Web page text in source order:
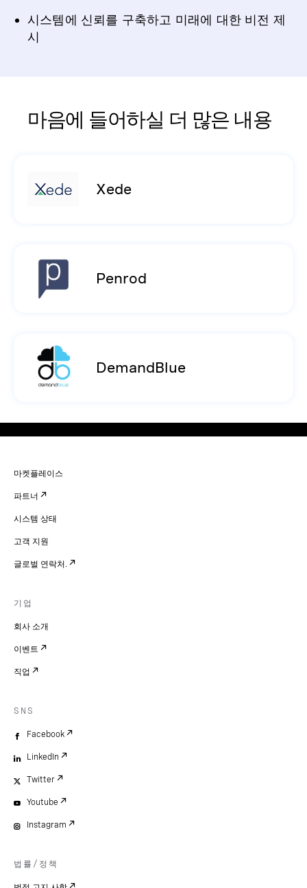
시스템에 신뢰를 구축하고 미래에 대한 비전 제
시
마음에 들어하실 더 많은 내용
Xede
Penrod
DemandBlue
마켓플레이스
파트너
시스템 상태
고객 지원
글로벌 연락처.
기업
회사 소개
이벤트
직업
SNS
Facebook
LinkedIn
Twitter
Youtube
Instagram
법률/정책